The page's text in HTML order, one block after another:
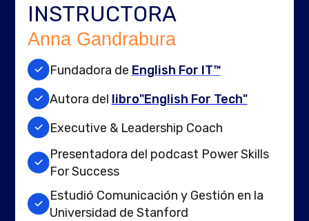
INSTRUCTORA
Anna Gandrabura
Fundadora de English For IT™
Autora del libro"English For Tech"
Executive & Leadership Coach
Presentadora del podcast Power Skills
For Success
Estudió Comunicación y Gestión en la
Universidad de Stanford